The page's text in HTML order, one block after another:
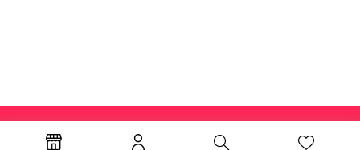
RECEDI DAL CONTRATTO